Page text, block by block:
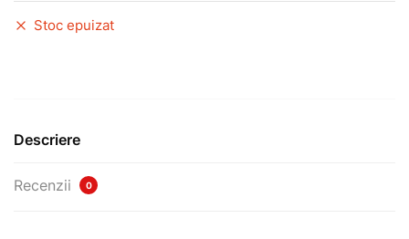
Stoc epuizat
Descriere
Recenzii 0